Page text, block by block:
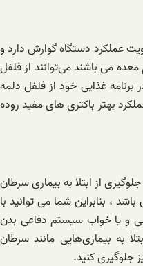
عملکرد دستگاه گوارش دارد و
می باشند می‌توانند از فلفل
برنامه غذایی خود از فلفل دلمه
بهتر باکتری های مفید روده
از ابتلا به بیماری سرطان
، بنابراین شما می توانید با
و یا خواب سیستم دفاعی بدن
به بیماری‌هایی مانند سرطان
جلوگیری کنید.